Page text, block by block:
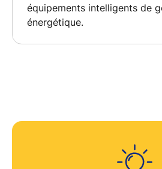
équipements intelligents de
énergétique.